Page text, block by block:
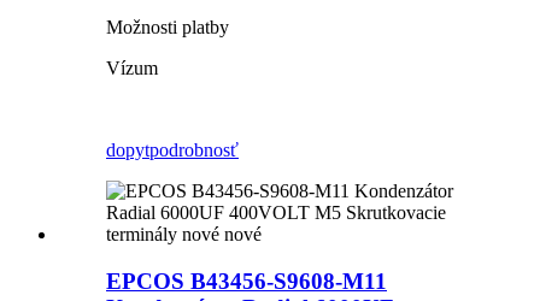
Možnosti platby
Vízum
dopytpodrobnosť
EPCOS B43456-S9608-M11